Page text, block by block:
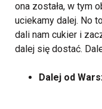
ona została, w tym
uciekamy dalej. No
dali nam cukier i
dalej się dostać.
Dalej od